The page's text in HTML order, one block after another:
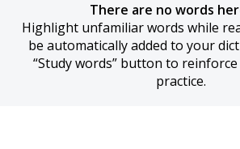
There are no words
Highlight unfamiliar words while
be automatically added to your
“Study words” button to
practice.